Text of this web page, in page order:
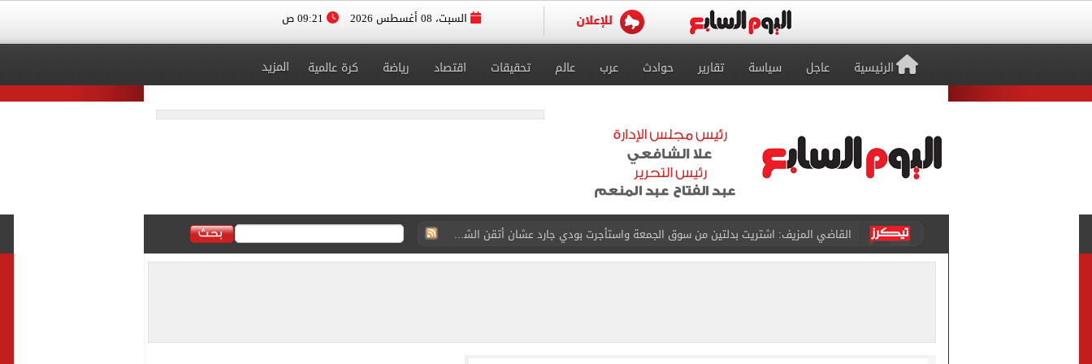
السبت، 08 أغسطس 2026
الرئيسية عاجل سياسة تقارير حوادث عرب عالم تحقيقات اقتصاد رياضة كرة عالمية المزيد
برشلونة يطرح تذاكر مواجهة الأهلي على كأس خوان جامبر
طرابزون سبور ينفي الحجز على مستحقات محمد صلاح
الأهلي ينهي مرانه الأول فى معسكر إسبانيا.. جلسة عموتة وفقرة بدنية.. صور